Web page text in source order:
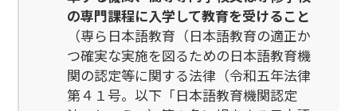
の専門課程に入学して教育を受けること
（専ら日本語教育（日本語教育の適正か
つ確実な実施を図るための日本語教育機
関の認定等に関する法律（令和五年法律
第４１号。以下「日本語教育機関認定